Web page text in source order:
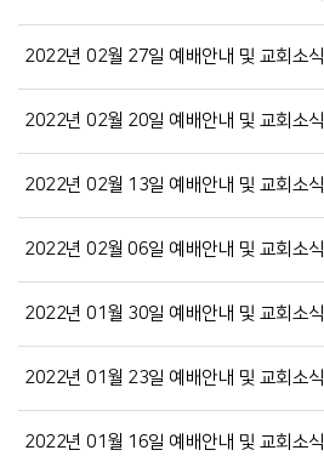
2022년 02월 27일 예배안내 및 교회소식
2022년 02월 20일 예배안내 및 교회소식
2022년 02월 13일 예배안내 및 교회소식
2022년 02월 06일 예배안내 및 교회소식
2022년 01월 30일 예배안내 및 교회소식
2022년 01월 23일 예배안내 및 교회소식
2022년 01월 16일 예배안내 및 교회소식